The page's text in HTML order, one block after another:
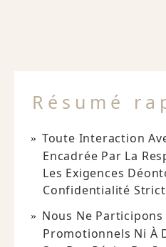
Résumé
Toute Interaction
Encadrée Par La
Les Exigences
Confidentialité
Nous Ne Participons
Promotionnels Ni À